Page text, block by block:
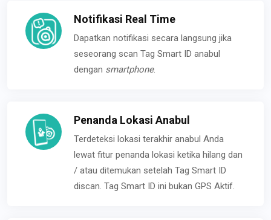
Notifikasi Real Time
Dapatkan notifikasi secara langsung jika
seseorang scan Tag Smart ID anabul
dengan smartphone.
Penanda Lokasi Anabul
Terdeteksi lokasi terakhir anabul Anda
lewat fitur penanda lokasi ketika hilang dan
/ atau ditemukan setelah Tag Smart ID
discan. Tag Smart ID ini bukan GPS Aktif.